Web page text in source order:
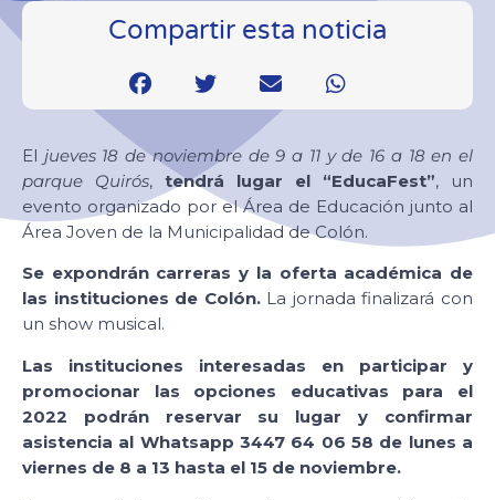
Compartir esta noticia
El jueves 18 de noviembre de 9 a 11 y de 16 a 18 en el
parque Quirós, tendrá lugar el “EducaFest”, un
evento organizado por el Área de Educación junto al
Área Joven de la Municipalidad de Colón.
Se expondrán carreras y la oferta académica de
las instituciones de Colón.La jornada finalizará con
un show musical.
Las instituciones interesadas en participar y
promocionar las opciones educativas para el
2022 podrán reservar su lugar y confirmar
asistencia al Whatsapp 3447 64 06 58 de lunes a
viernes de 8 a 13 hasta el 15 de noviembre.